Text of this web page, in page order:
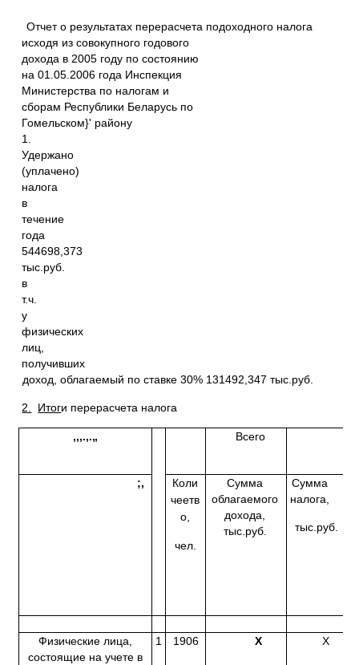
Отчет о результатах перерасчета подоходного налога
исходя из совокупного годового
дохода в 2005 году по состоянию
на 01.05.2006 года Инспекция
Министерства по налогам и
сборам Республики Беларусь по
Гомельском}' району
1.
Удержано
(уплачено)
налога
в
течение
года
544698,373
тыс.руб.
в
т.ч.
у
физических
лиц,
получивших
доход, облагаемый по ставке 30% 131492,347 тыс.руб.
2. Итоги перерасчета налога
,,,.,.„ Всего
;,
Коли
чеетв
о,
чел.
Сумма
облагаемого
дохода,
тыс.руб.
Сумма
налога,
тыс.руб.
Физические лица,
состоящие на учете в
1 1906 X X